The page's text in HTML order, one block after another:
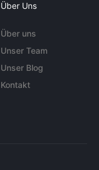
Über Uns
Über uns
Unser Team
Unser Blog
Kontakt